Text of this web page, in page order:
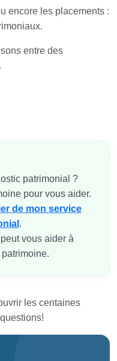
encore les placements :
entre des
patrimonial ?
pour vous aider.
de mon service
.
vous aider à
les centaines